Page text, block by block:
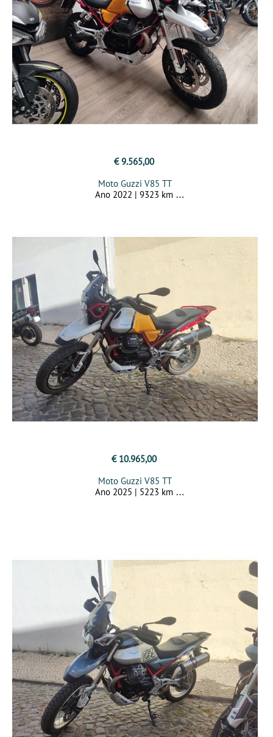
€ 9.565,00
Moto Guzzi V85 TT
Ano 2022 | 9323 km
€ 10.965,00
Moto Guzzi V85 TT
Ano 2025 | 5223 km